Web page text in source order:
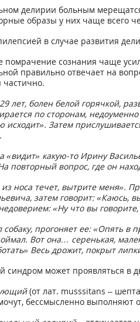
делирии больным
образы у них чаще всего
в случае развития
помрачение сознания чаще
правильно отвечает на
частично.
лет, болен белой горячкой,
по сторонам,
исходит». Затем
«видит» какую-то Ирину
повторный вопрос, где он
носа течет, вытрите меня».
затем говорит: «Каюсь,
«Ну что вы
собаку, прогоняет ее: «Опять в
Вот она… серенькая,
Весь дрожит, покрыт
синдром может проявляться в
(от лат. musssitans –
бессмысленно выполняют